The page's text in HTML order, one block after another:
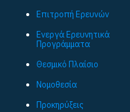
Επιτροπή Ερευνών
Ενεργά Ερευνητικά
Προγράμματα
Θεσμικό Πλαίσιο
Νομοθεσία
Προκηρύξεις